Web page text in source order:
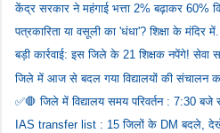
केंद्र सरकार ने महंगाई भत्ता 2% बढ़ाकर 60%
पत्रकारिता या वसूली का 'धंधा'? शिक्षा के मंदिर
बड़ी कार्रवाई: इस जिले के 21 शिक्षक नपेंगे! सेवा
जिले में आज से बदल गया विद्यालयों की संचालन
✅🛑 जिले में विद्यालय समय परिवर्तन : 7:30 बजे
IAS transfer list : 15 जिलों के DM बदले, देखें